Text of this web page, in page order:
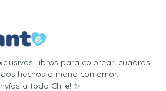
libros para colorear, cuadros
hechos a mano con amor.
a todo Chile! ✨